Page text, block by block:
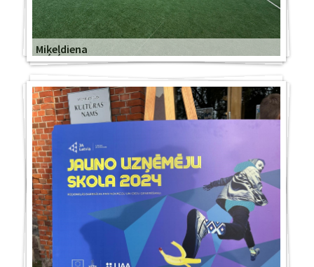
Miķeļdiena